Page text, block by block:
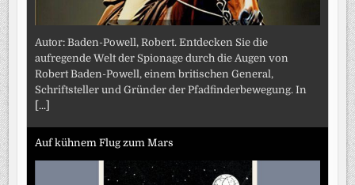
Autor: Baden-Powell, Robert. Entdecken Sie die
aufregende Welt der Spionage durch die Augen von
Robert Baden-Powell, einem britischen General,
Schriftsteller und Gründer der Pfadfinderbewegung. In
[...]
Auf kühnem Flug zum Mars